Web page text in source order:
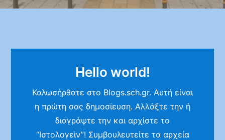
Hello world!
Καλωσήρθατε στο Blogs.sch.gr. Αυτή είναι
η πρώτη σας δημοσίευση. Αλλάξτε την ή
διαγράψτε την και αρχίστε το
“Ιστολογείν”! Συμβουλευτείτε τα αρχεία